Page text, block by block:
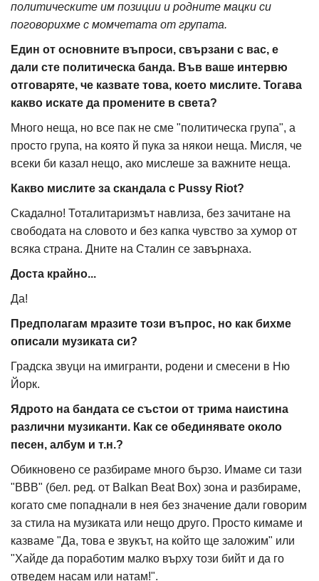
политическите им позиции и родните мацки си
поговорихме с момчетата от групата.
Един от основните въпроси, свързани с вас, е
дали сте политическа банда. Във ваше интервю
отговаряте, че казвате това, което мислите. Тогава
какво искате да промените в света?
Много неща, но все пак не сме "политическа група", а
просто група, на която й пука за някои неща. Мисля, че
всеки би казал нещо, ако мислеше за важните неща.
Какво мислите за скандала с Pussy Riot?
Скадално! Тоталитаризмът навлиза, без зачитане на
свободата на словото и без капка чувство за хумор от
всяка страна. Дните на Сталин се завърнаха.
Доста крайно...
Да!
Предполагам мразите този въпрос, но как бихме
описали музиката си?
Градска звуци на имигранти, родени и смесени в Ню
Йорк.
Ядрото на бандата се състои от трима наистина
различни музиканти. Как се обединявате около
песен, албум и т.н.?
Обикновено се разбираме много бързо. Имаме си тази
"BBB" (бел. ред. от Balkan Beat Box) зона и разбираме,
когато сме попаднали в нея без значение дали говорим
за стила на музиката или нещо друго. Просто кимаме и
казваме "Да, това е звукът, на който ще заложим" или
"Хайде да поработим малко върху този бийт и да го
отведем насам или натам!".